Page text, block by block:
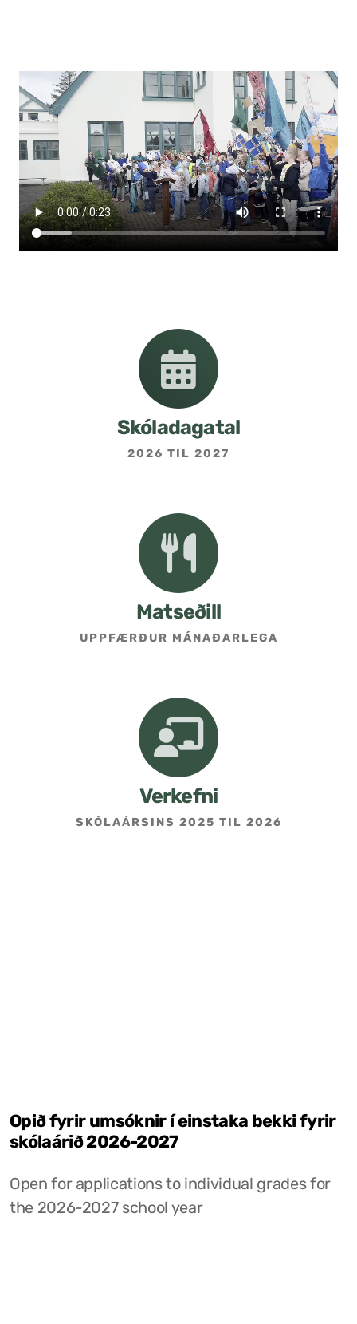
Skóladagatal
2026 TIL 2027
Matseðill
UPPFÆRÐUR MÁNAÐARLEGA
Verkefni
SKÓLAÁRSINS 2025 TIL 2026
Opið fyrir umsóknir í einstaka bekki fyrir
skólaárið 2026-2027
Open for applications to individual grades for
the 2026-2027 school year
Stundaskrár
Valgreinar
Umsókn um val utanskóla
Foreldrafélag
Samstarf heimilis og skóla
Áætlanir og stefnur